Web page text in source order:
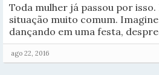
Toda mulher já passou por
situação muito comum.
dançando em uma festa,
ago 22, 2016